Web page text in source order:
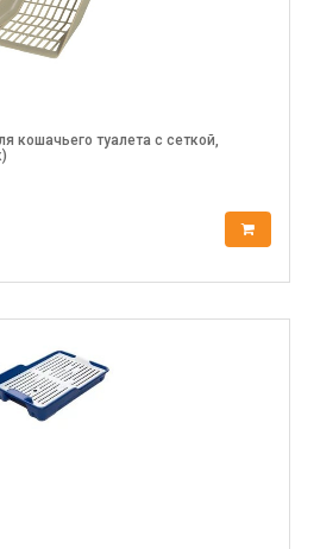
кошачьего туалета с сеткой,